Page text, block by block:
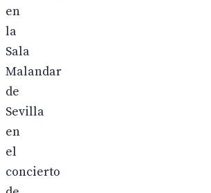
en
la
Sala
Malandar
de
Sevilla
en
el
concierto